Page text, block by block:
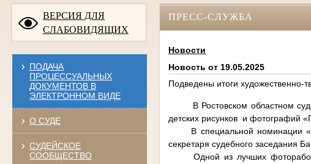
ВЕРСИЯ ДЛЯ
СЛАБОВИДЯЩИХ
ПОДАЧА
ПРОЦЕССУАЛЬНЫХ
ДОКУМЕНТОВ В
ЭЛЕКТРОННОМ ВИДЕ
О СУДЕ
СУДЕЙСКОЕ
СООБЩЕСТВО
ПРЕСС-СЛУЖБА
Новости
Новость от 19.05.2025
Подведены итоги художественно-
В Ростовском областном суде
детских рисунков и фотографий
В специальной номинации «За
секретаря судебного заседания
Одной из лучших фоторабот,